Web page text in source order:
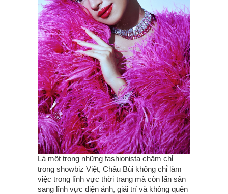
Là một trong những fashionista chăm chỉ
trong showbiz Việt, Châu Bùi không chỉ làm
việc trong lĩnh vực thời trang mà còn lấn sân
sang lĩnh vực điện ảnh, giải trí và không quên